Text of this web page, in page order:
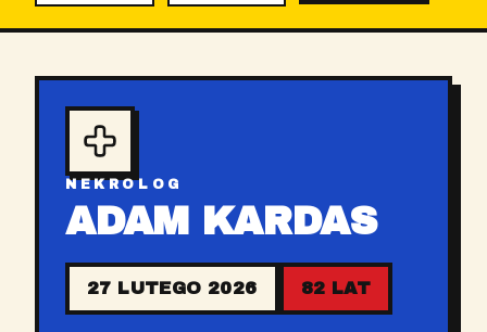
NEKROLOG
ADAM KARDAS
27 LUTEGO 2026 82 LAT